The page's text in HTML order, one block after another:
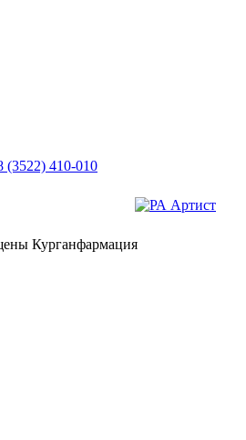
(3522) 410-010
Курганфармация